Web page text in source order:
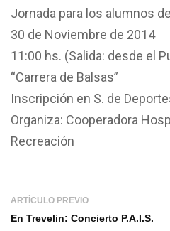
Jornada para los alumnos
30 de Noviembre de 2014
11:00 hs. (Salida: desde el
“Carrera de Balsas”
Inscripción en S. de
Organiza: Cooperadora
Recreación
ARTÍCULO PREVIO
En Trevelin: Concierto P.A.I.S.